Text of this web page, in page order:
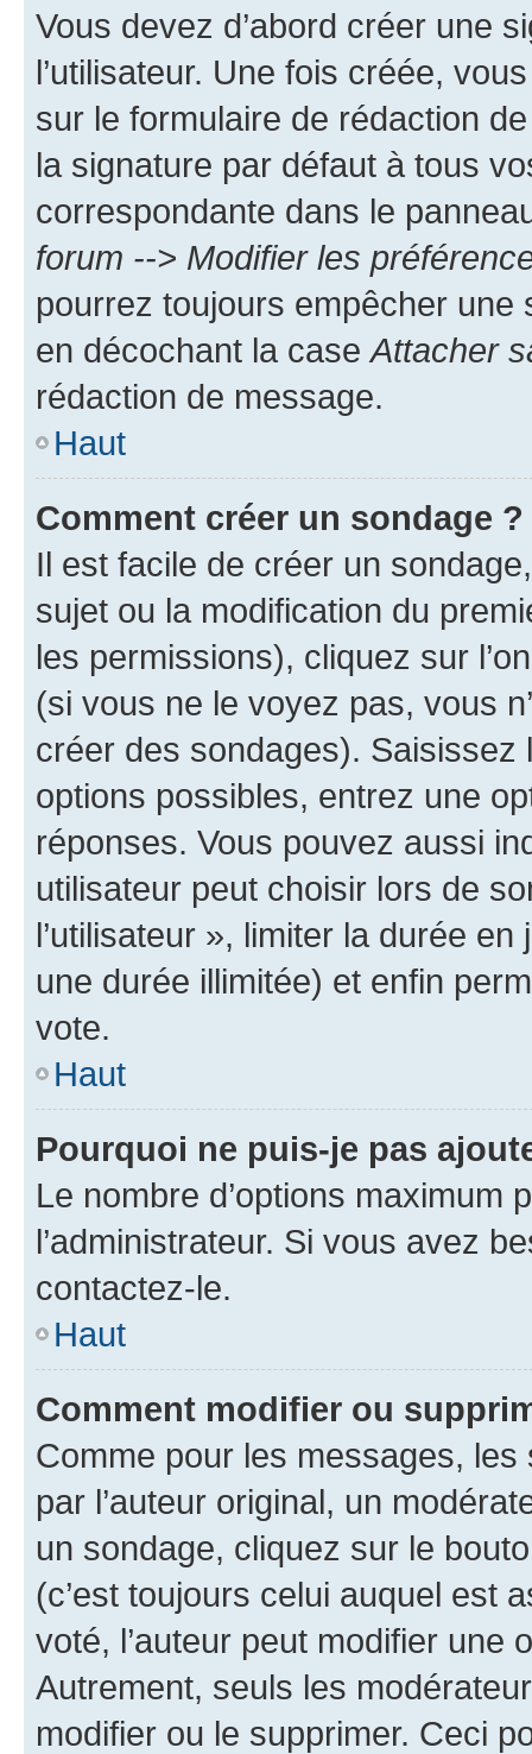
Vous devez d’abord créer une
l’utilisateur. Une fois créée,
sur le formulaire de rédaction
la signature par défaut à tous
correspondante dans le
forum --> Modifier les
pourrez toujours empêcher une
en décochant la case Attacher
rédaction de message.
Haut
Comment créer un sondage ?
Il est facile de créer un
sujet ou la modification du
les permissions), cliquez sur
(si vous ne le voyez pas, vous
créer des sondages).
options possibles, entrez une
réponses. Vous pouvez aussi
utilisateur peut choisir lors de
l’utilisateur », limiter la durée
une durée illimitée) et enfin
vote.
Haut
Pourquoi ne puis-je pas
Le nombre d’options maximum
l’administrateur. Si vous avez
contactez-le.
Haut
Comment modifier ou
Comme pour les messages,
par l’auteur original, un
un sondage, cliquez sur le
(c’est toujours celui auquel est
voté, l’auteur peut modifier une
Autrement, seuls les
modifier ou le supprimer. Ceci